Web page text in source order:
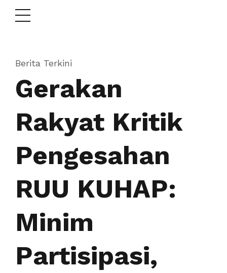
Berita Terkini
Gerakan
Rakyat Kritik
Pengesahan
RUU KUHAP:
Minim
Partisipasi,